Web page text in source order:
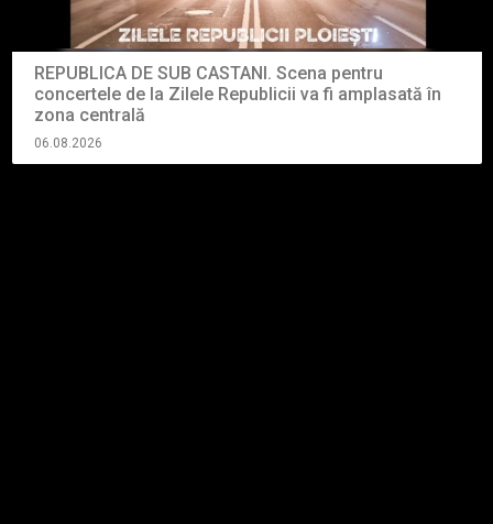
REPUBLICA DE SUB CASTANI. Scena pentru
concertele de la Zilele Republicii va fi amplasată în
zona centrală
06.08.2026